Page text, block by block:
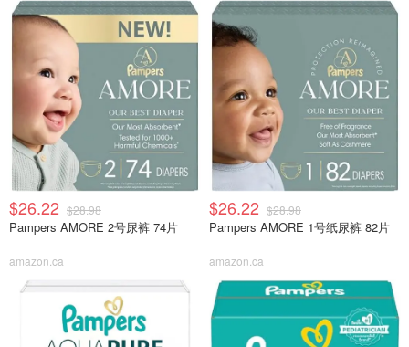
$26.22 $28.98
Pampers AMORE 2号尿裤 74片
amazon.ca
$26.22 $28.98
Pampers AMORE 1号纸尿裤 82片
amazon.ca